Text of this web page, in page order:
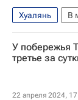
Хуалянь В
У побережья
третье за
22 апреля 2024,